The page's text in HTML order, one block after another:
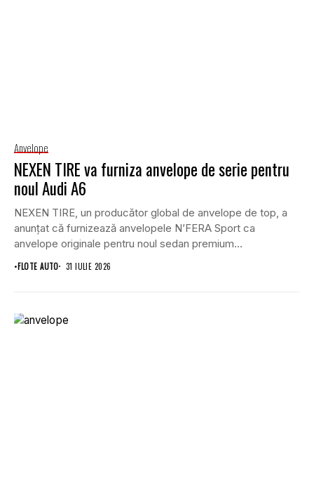
Anvelope
NEXEN TIRE va furniza anvelope de serie pentru
noul Audi A6
NEXEN TIRE, un producător global de anvelope de top, a
anunțat că furnizează anvelopele N’FERA Sport ca
anvelope originale pentru noul sedan premium...
•FLOTE AUTO 31 IULIE 2026